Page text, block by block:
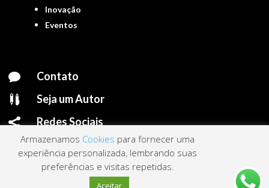
Inovação
Eventos
 Contato
 Seja um Autor
 Redes Sociais
Portal ContNews © 2022 – Todos os direitos reservados | Mantido porLink
Armazenamos Cookies para fornecer uma
experiência personalizada, lembrando suas
preferências e visitas repetidas.
Aceitar